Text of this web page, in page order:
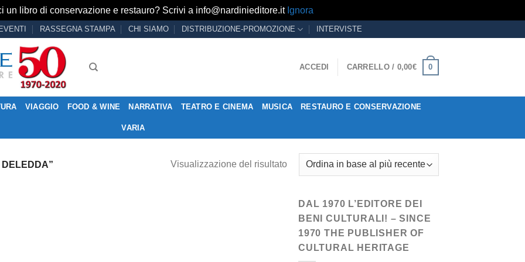
un libro di conservazione e restauro? Scrivi a info@nardinieditore.it Ignora
EVENTI RASSEGNA STAMPA CHI SIAMO DISTRIBUZIONE-PROMOZIONE INTERVISTE
ACCEDI CARRELLO / 0,00€ 0
VIAGGIO FOOD & WINE NARRATIVA TEATRO E CINEMA MUSICA RESTAURO E CONSERVAZIONE
VARIA
DELEDDA” Visualizzazione del risultato
DAL 1970 L’EDITORE DEI
BENI CULTURALI! – SINCE
1970 THE PUBLISHER OF
CULTURAL HERITAGE